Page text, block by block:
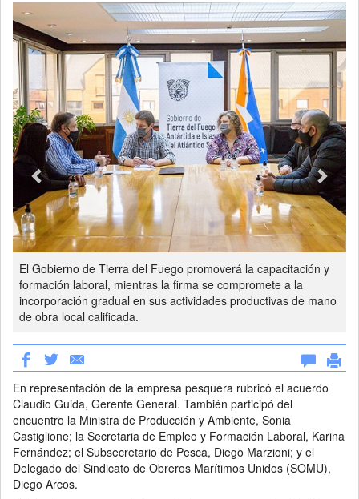
El Gobierno de Tierra del Fuego promoverá la capacitación y
formación laboral, mientras la firma se compromete a la
incorporación gradual en sus actividades productivas de mano
de obra local calificada.
Previous Next
En representación de la empresa pesquera rubricó el acuerdo
Claudio Guida, Gerente General. También participó del
encuentro la Ministra de Producción y Ambiente, Sonia
Castiglione; la Secretaria de Empleo y Formación Laboral, Karina
Fernández; el Subsecretario de Pesca, Diego Marzioni; y el
Delegado del Sindicato de Obreros Marítimos Unidos (SOMU),
Diego Arcos.